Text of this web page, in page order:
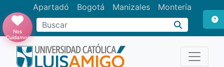
Apartadó Bogotá Manizales Montería
Buscar
Nos
Cuidamos